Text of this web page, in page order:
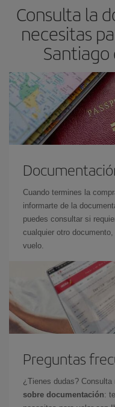
avión más baratos te
las fechas y los horarios
el precio más barato.
Consulta la
necesitas
Cuando termines la
informarte de la
puedes consultar si
cualquier otro
vuelo.
Preguntas
¿Tienes dudas? Consulta
sobre documentación: